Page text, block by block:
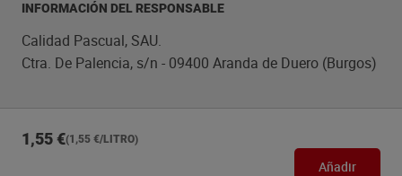
INFORMACIÓN DEL RESPONSABLE
Calidad Pascual, SAU.
Ctra. De Palencia, s/n - 09400 Aranda de Duero (Burgos)
1,55 €(1,55 €/LITRO)
Añadir